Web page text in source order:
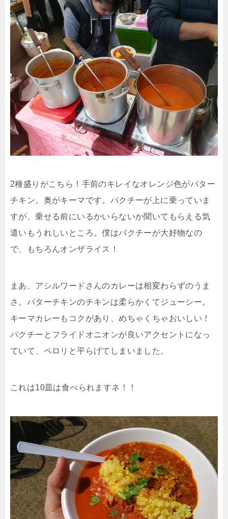
2種盛りがこちら！手前のキレイなオレンジ色がバター
チキン。奥がキーマです。パクチーが上に乗っていま
すが、乗せる前にいるかいらないか聞いてもらえる気
遣いもうれしいところ。僕はパクチーが大好物なの
で、もちろんオンザライス！
まあ、アシルワードさんのカレーは相変わらずのうま
さ。バターチキンのチキンは柔らかくてジューシー。
キーマカレーもコクがあり、めちゃくちゃおいしい！
パクチーとフライドオニオンが良いアクセントになっ
ていて、ペロリと平らげてしまいました。
これは10皿は食べられますネ！！